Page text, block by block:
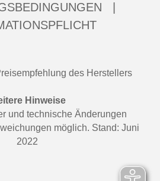
des Herstellers
Hinweise
und technische Änderungen
möglich. Stand: Juni
2022